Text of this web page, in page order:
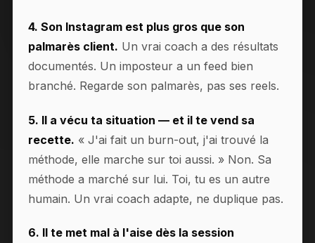
4. Son Instagram est plus gros que son
palmarès client. Un vrai coach a des résultats
documentés. Un imposteur a un feed bien
branché. Regarde son palmarès, pas ses reels.
5. Il a vécu ta situation — et il te vend sa
recette. « J'ai fait un burn-out, j'ai trouvé la
méthode, elle marche sur toi aussi. » Non. Sa
méthode a marché sur lui. Toi, tu es un autre
humain. Un vrai coach adapte, ne duplique pas.
6. Il te met mal à l'aise dès la session